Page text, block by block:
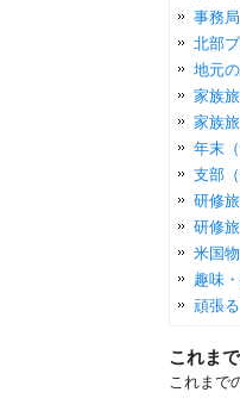
事務
北部
地元
家族
家族
年末
支部
研修
研修
米国
趣味
頑張
これま
これまで